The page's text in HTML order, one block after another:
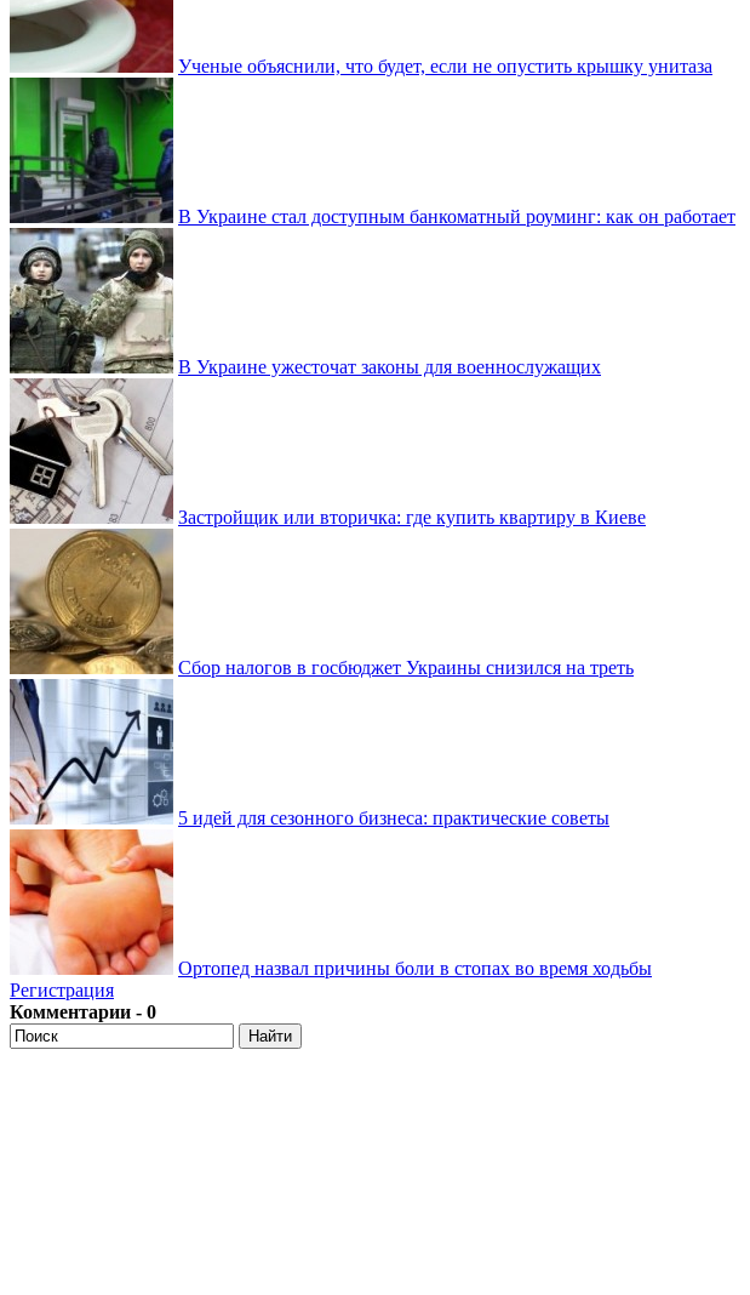
Ученые объяснили, что будет, если не опустить крышку унитаза
В Украине стал доступным банкоматный роуминг: как он работает
В Украине ужесточат законы для военнослужащих
Застройщик или вторичка: где купить квартиру в Киеве
Сбор налогов в госбюджет Украины снизился на треть
5 идей для сезонного бизнеса: практические советы
Ортопед назвал причины боли в стопах во время ходьбы
Регистрация
Комментарии - 0